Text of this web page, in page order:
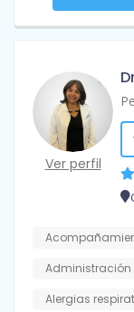
Ver perfil
Alergias